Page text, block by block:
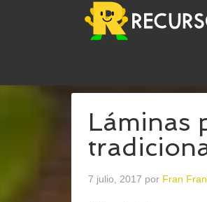
Láminas
7 julio, 2017 por Fran